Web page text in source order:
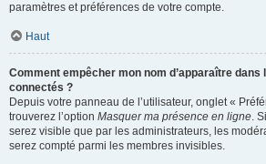
paramètres et préférences de votre compte.
Haut
Comment empêcher mon nom d’apparaître dans
connectés ?
Depuis votre panneau de l’utilisateur, onglet «
trouverez l’option Masquer ma présence en ligne.
serez visible que par les administrateurs, les
serez compté parmi les membres invisibles.